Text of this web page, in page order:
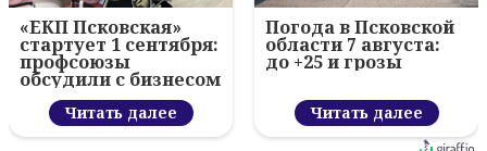
«ЕКП Псковская»
стартует 1 сентября:
профсоюзы
обсудили с бизнесом
новый цифровой
проектЧитать далее
Погода в Псковской
области 7 августа:
до +25 и грозы
Читать далее